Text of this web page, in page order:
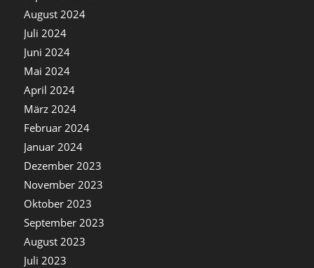
August 2024
Juli 2024
Juni 2024
Mai 2024
April 2024
März 2024
Februar 2024
Januar 2024
Dezember 2023
November 2023
Oktober 2023
September 2023
August 2023
Juli 2023